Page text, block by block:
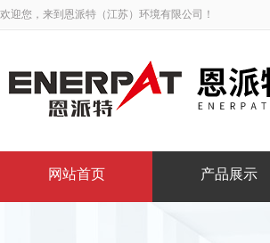
欢迎您，来到恩派特（江苏）环境有限公司！
网站首页 产品展示